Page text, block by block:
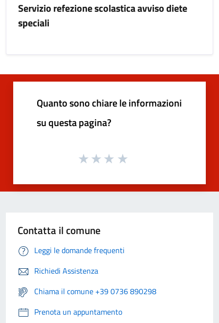
Servizio refezione scolastica avviso diete
speciali
Quanto sono chiare le informazioni
su questa pagina?
Contatta il comune
Leggi le domande frequenti
Richiedi Assistenza
Chiama il comune +39 0736 890298
Prenota un appuntamento